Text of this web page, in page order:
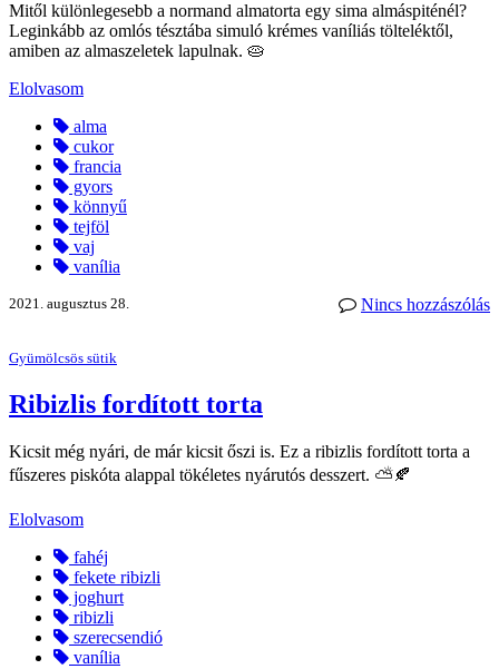
Mitől különlegesebb a normand almatorta egy sima almáspiténél?
Leginkább az omlós tésztába simuló krémes vaníliás tölteléktől,
amiben az almaszeletek lapulnak. 🥧
Elolvasom
alma
cukor
francia
gyors
könnyű
tejföl
vaj
vanília
Nincs hozzászólás
2021. augusztus 28.
Gyümölcsös sütik
Ribizlis fordított torta
Kicsit még nyári, de már kicsit őszi is. Ez a ribizlis fordított torta a
fűszeres piskóta alappal tökéletes nyárutós desszert. ⛅🍂
Elolvasom
fahéj
fekete ribizli
joghurt
ribizli
szerecsendió
vanília